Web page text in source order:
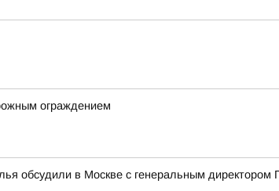
ограждением
обсудили в Москве с генеральным